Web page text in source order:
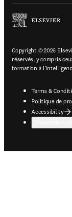
Copyright © 2026
réservés, y compris
formation à
Terms &
Politique de
Accessibility